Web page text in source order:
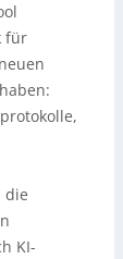
für
die
KI-